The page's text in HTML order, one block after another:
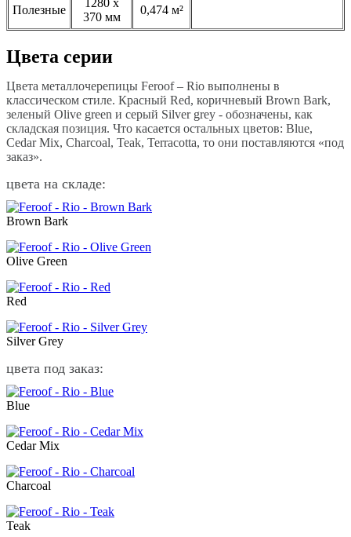
Полезные
1280 х
370 мм
0,474 м²
Цвета серии
Цвета металлочерепицы Feroof – Rio выполнены в
классическом стиле. Красный Red, коричневый Brown Bark,
зеленый Olive green и серый Silver grey - обозначены, как
складская позиция. Что касается остальных цветов: Blue,
Cedar Mix, Charcoal, Teak, Terracotta, то они поставляются «под
заказ».
цвета на складе:
Brown Bark
Olive Green
Red
Silver Grey
цвета под заказ:
Blue
Cedar Mix
Charcoal
Teak